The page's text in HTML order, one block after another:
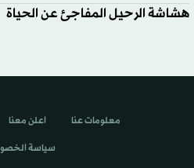
هشاشة الرحيل المفاجئ عن الحياة
معلومات عنا اعلن معنا
سياسة